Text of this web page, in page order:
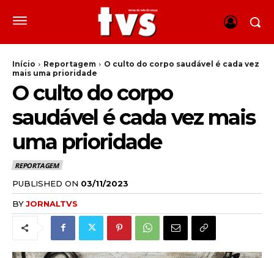
Início Reportagem
O culto do corpo saudável é cada vez
mais uma prioridade
O culto do corpo
saudável é cada vez mais
uma prioridade
REPORTAGEM
PUBLISHED ON 03/11/2023
BYJORNALTVS